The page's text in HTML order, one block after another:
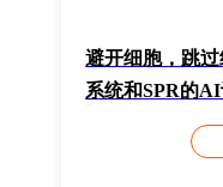
避开细胞，跳
系统和SPR的